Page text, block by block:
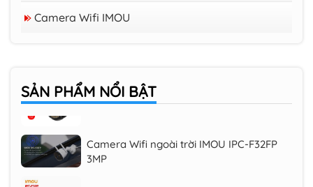
Trọn Bộ 04 Camera
Camera Wifi IMOU
SẢN PHẨM NỔI BẬT
Camera Wifi trong nhà EZVIZ H6C 3K
(IPC-K7FP-3H0WE), quay quét 360 độ
3MP